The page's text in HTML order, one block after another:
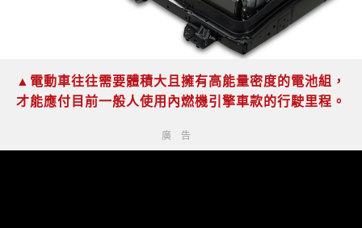
▲電動車往往需要體積大且擁有高能量密度的電池組，
才能應付目前一般人使用內燃機引擎車款的行駛里程。